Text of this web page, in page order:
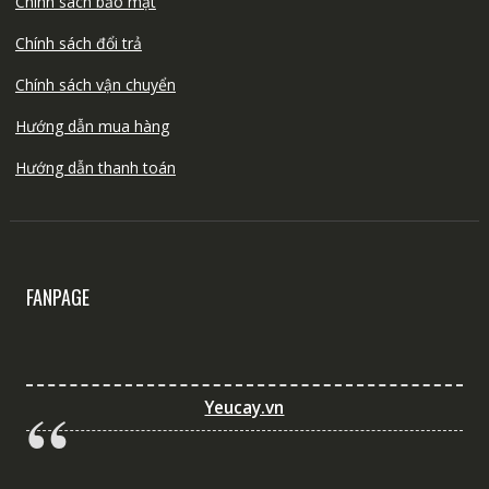
Chính sách đổi trả
Chính sách vận chuyển
Hướng dẫn mua hàng
Hướng dẫn thanh toán
FANPAGE
Yeucay.vn